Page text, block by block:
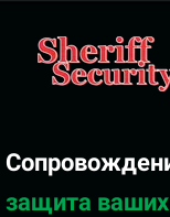
защита ваших